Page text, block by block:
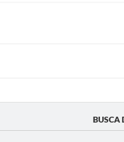
BUSCA